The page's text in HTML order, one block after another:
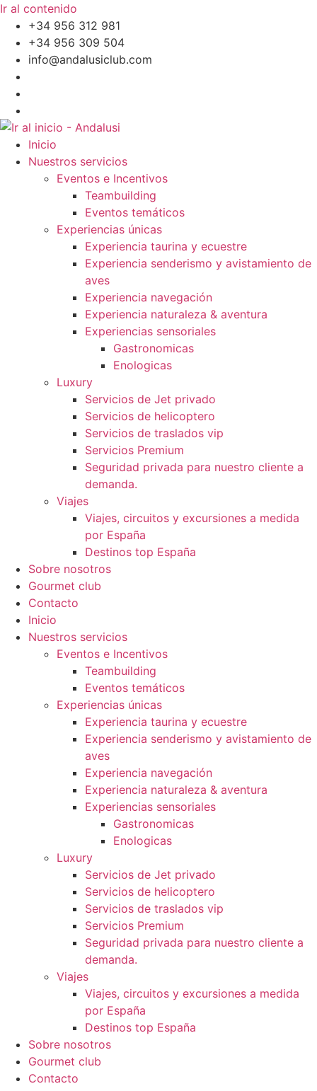
Ir al contenido
+34 956 312 981
+34 956 309 504
info@andalusiclub.com
Inicio
Nuestros servicios
Eventos e Incentivos
Teambuilding
Eventos temáticos
Experiencias únicas
Experiencia taurina y ecuestre
Experiencia senderismo y avistamiento de
aves
Experiencia navegación
Experiencia naturaleza & aventura
Experiencias sensoriales
Gastronomicas
Enologicas
Luxury
Servicios de Jet privado
Servicios de helicoptero
Servicios de traslados vip
Servicios Premium
Seguridad privada para nuestro cliente a
demanda.
Viajes
Viajes, circuitos y excursiones a medida
por España
Destinos top España
Sobre nosotros
Gourmet club
Contacto
Inicio
Nuestros servicios
Eventos e Incentivos
Teambuilding
Eventos temáticos
Experiencias únicas
Experiencia taurina y ecuestre
Experiencia senderismo y avistamiento de
aves
Experiencia navegación
Experiencia naturaleza & aventura
Experiencias sensoriales
Gastronomicas
Enologicas
Luxury
Servicios de Jet privado
Servicios de helicoptero
Servicios de traslados vip
Servicios Premium
Seguridad privada para nuestro cliente a
demanda.
Viajes
Viajes, circuitos y excursiones a medida
por España
Destinos top España
Sobre nosotros
Gourmet club
Contacto